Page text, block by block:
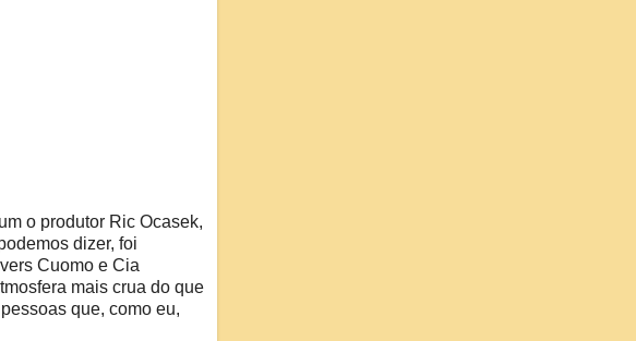
o produtor Ric Ocasek,
dizer, foi
Cuomo e Cia
mais crua do que
que, como eu,